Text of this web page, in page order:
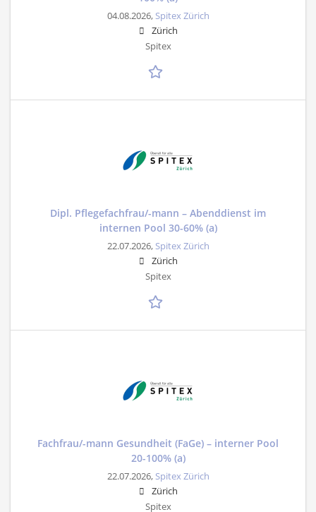
04.08.2026, Spitex Zürich
Zürich
Spitex
Dipl. Pflegefachfrau/-mann – Abenddienst im
internen Pool 30-60% (a)
22.07.2026, Spitex Zürich
Zürich
Spitex
Fachfrau/-mann Gesundheit (FaGe) – interner Pool
20-100% (a)
22.07.2026, Spitex Zürich
Zürich
Spitex